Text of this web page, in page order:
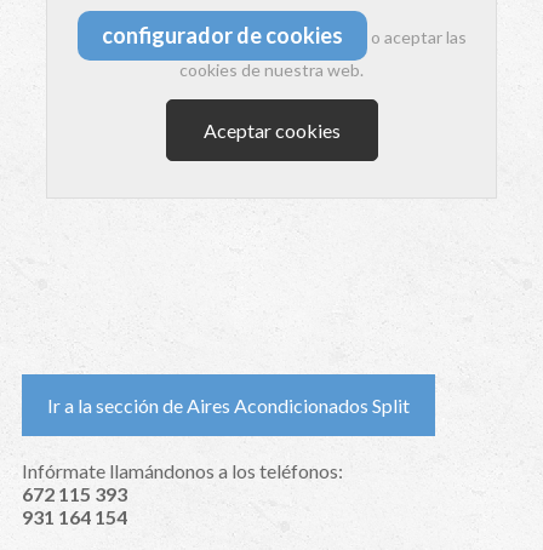
configurador de cookies
o aceptar las
cookies de nuestra web.
Aceptar cookies
Ir a la sección de Aires Acondicionados Split
Infórmate llamándonos a los teléfonos:
672 115 393
931 164 154